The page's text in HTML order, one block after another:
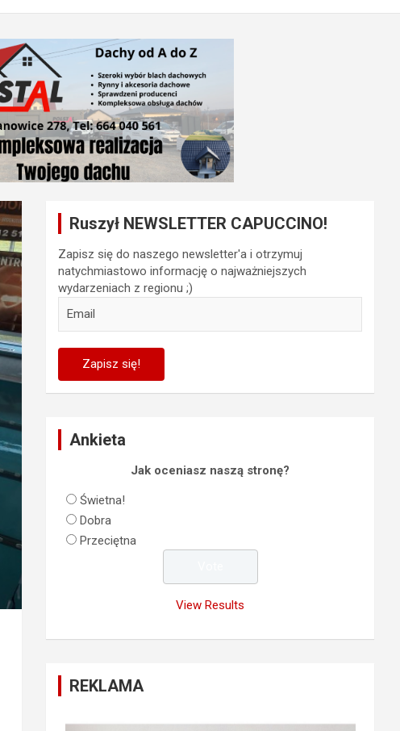
Ruszył NEWSLETTER CAPUCCINO!
Zapisz się do naszego newsletter'a i otrzymuj
natychmiastowo informację o najważniejszych
wydarzeniach z regionu ;)
Ankieta
Jak oceniasz naszą stronę?
Świetna!
Dobra
Przeciętna
View Results
REKLAMA